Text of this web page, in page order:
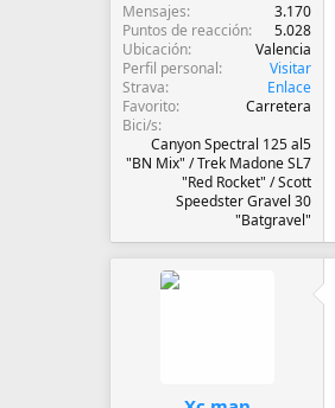
Mensajes
3.170
Puntos de reacción
5.028
Ubicación
Valencia
Perfil personal
Visitar
Strava
Enlace
Favorito
Carretera
Bici/s
Canyon Spectral 125 al5
"BN Mix" / Trek Madone SL7
"Red Rocket" / Scott
Speedster Gravel 30
"Batgravel"